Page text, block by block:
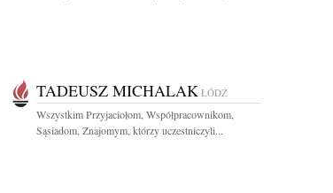
TADEUSZ MICHALAK ŁÓDŹ
Wszystkim Przyjaciołom, Współpracownikom,
Sąsiadom, Znajomym, którzy uczestniczyli...